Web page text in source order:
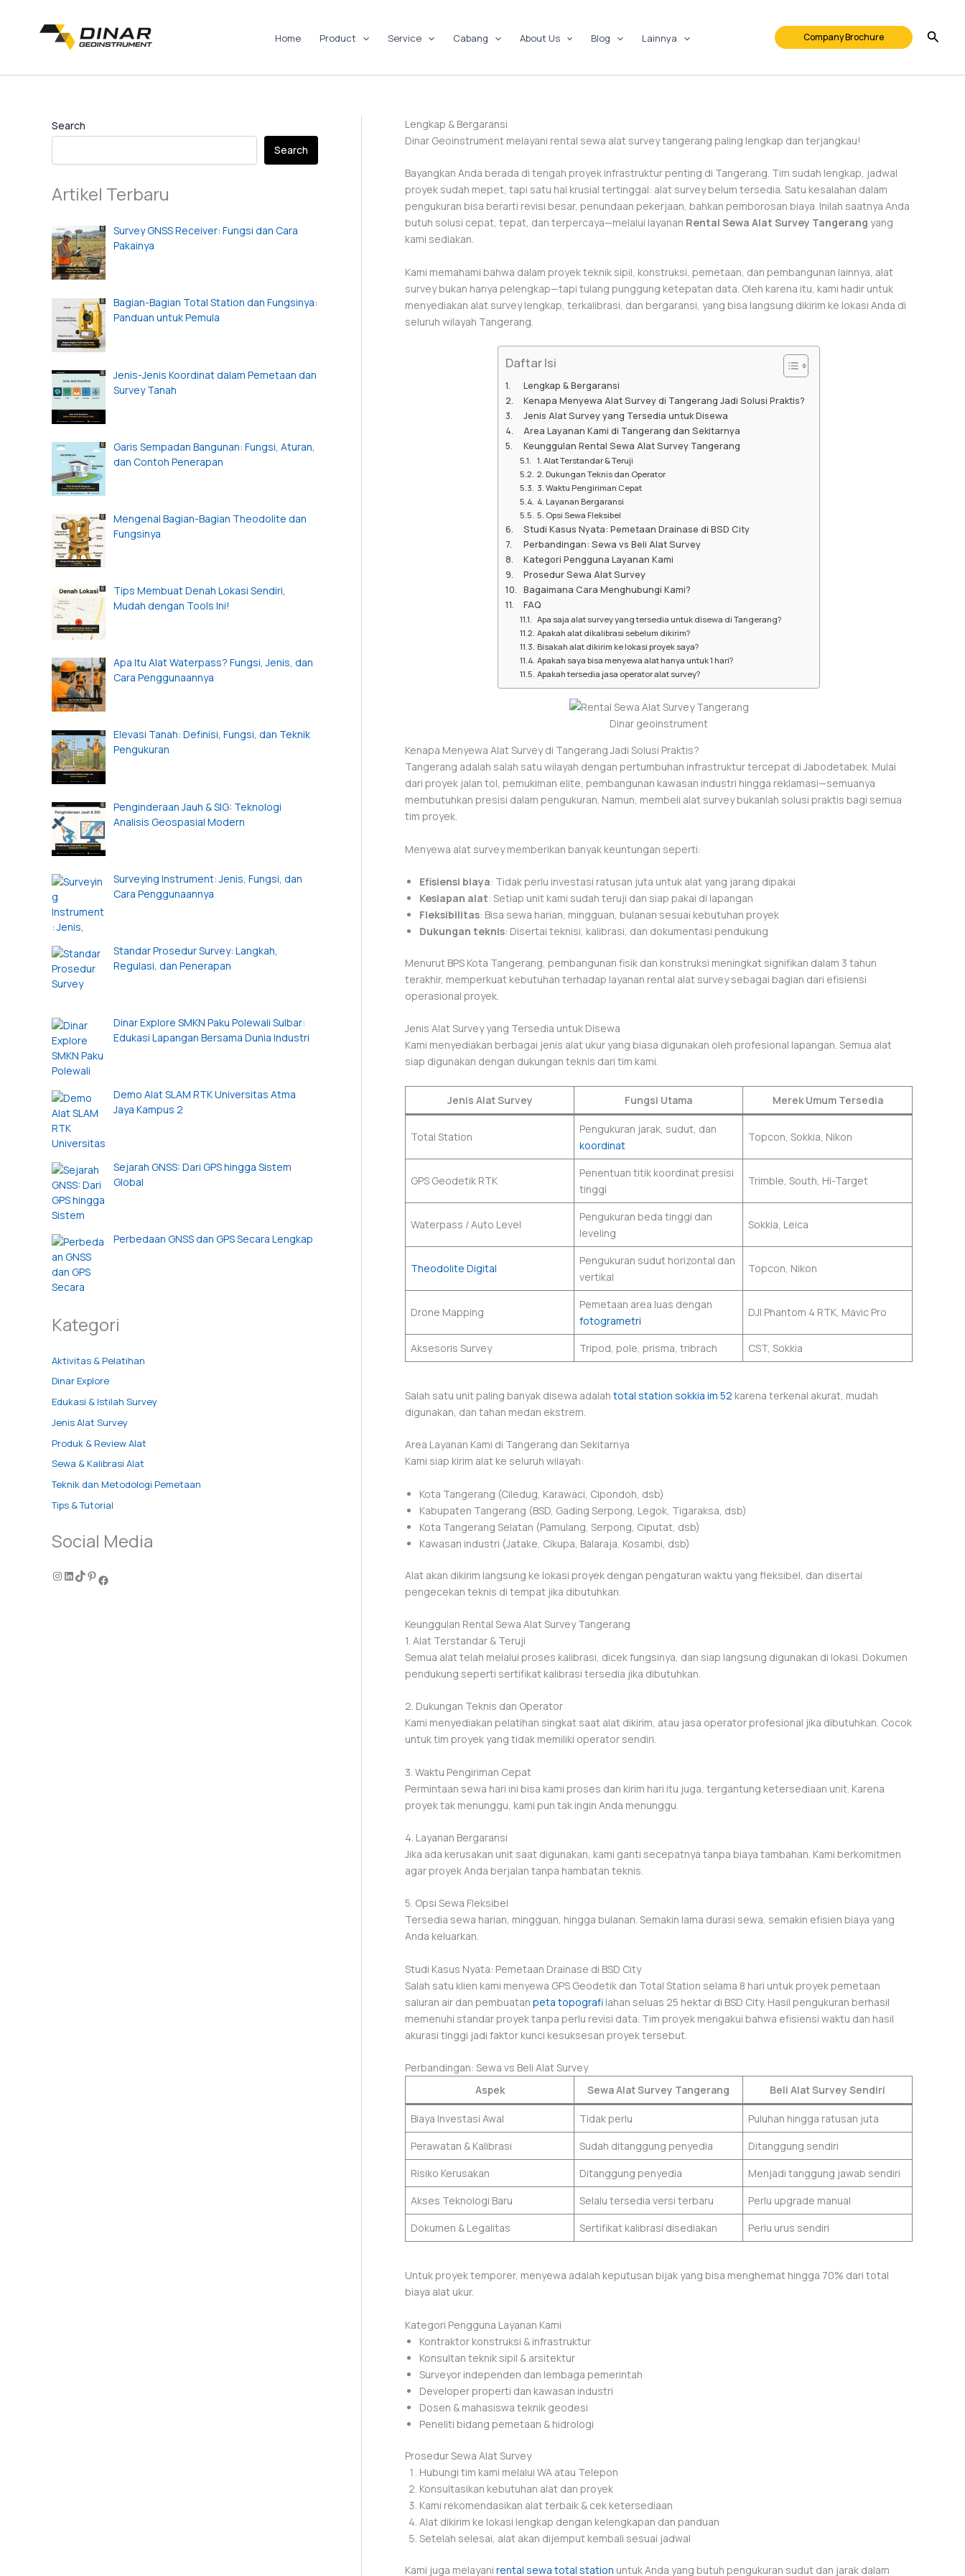
Home Product Service Cabang About Us Blog Lainnya Company Brochure
Search
Search
Artikel Terbaru
Survey GNSS Receiver: Fungsi dan Cara
Pakainya
Bagian-Bagian Total Station dan Fungsinya:
Panduan untuk Pemula
Jenis-Jenis Koordinat dalam Pemetaan dan
Survey Tanah
Garis Sempadan Bangunan: Fungsi, Aturan,
dan Contoh Penerapan
Mengenal Bagian-Bagian Theodolite dan
Fungsinya
Tips Membuat Denah Lokasi Sendiri,
Mudah dengan Tools Ini!
Apa Itu Alat Waterpass? Fungsi, Jenis, dan
Cara Penggunaannya
Elevasi Tanah: Definisi, Fungsi, dan Teknik
Pengukuran
Penginderaan Jauh & SIG: Teknologi
Analisis Geospasial Modern
Surveying Instrument: Jenis, Fungsi, dan
Cara Penggunaannya
Standar Prosedur Survey: Langkah,
Regulasi, dan Penerapan
Dinar Explore SMKN Paku Polewali Sulbar:
Edukasi Lapangan Bersama Dunia Industri
Demo Alat SLAM RTK Universitas Atma
Jaya Kampus 2
Sejarah GNSS: Dari GPS hingga Sistem
Global
Perbedaan GNSS dan GPS Secara Lengkap
Kategori
Aktivitas & Pelatihan
Dinar Explore
Edukasi & Istilah Survey
Jenis Alat Survey
Produk & Review Alat
Sewa & Kalibrasi Alat
Teknik dan Metodologi Pemetaan
Tips & Tutorial
Social Media
Lengkap & Bergaransi
Dinar Geoinstrument melayani rental sewa alat survey tangerang paling lengkap dan terjangkau!
Bayangkan Anda berada di tengah proyek infrastruktur penting di Tangerang. Tim sudah lengkap, jadwal
proyek sudah mepet, tapi satu hal krusial tertinggal: alat survey belum tersedia. Satu kesalahan dalam
pengukuran bisa berarti revisi besar, penundaan pekerjaan, bahkan pemborosan biaya. Inilah saatnya Anda
butuh solusi cepat, tepat, dan terpercaya—melalui layanan Rental Sewa Alat Survey Tangerang yang
kami sediakan.
Kami memahami bahwa dalam proyek teknik sipil, konstruksi, pemetaan, dan pembangunan lainnya, alat
survey bukan hanya pelengkap—tapi tulang punggung ketepatan data. Oleh karena itu, kami hadir untuk
menyediakan alat survey lengkap, terkalibrasi, dan bergaransi, yang bisa langsung dikirim ke lokasi Anda di
seluruh wilayah Tangerang.
Daftar Isi
Lengkap & Bergaransi
Kenapa Menyewa Alat Survey di Tangerang Jadi Solusi Praktis?
Jenis Alat Survey yang Tersedia untuk Disewa
Area Layanan Kami di Tangerang dan Sekitarnya
Keunggulan Rental Sewa Alat Survey Tangerang
1. Alat Terstandar & Teruji
2. Dukungan Teknis dan Operator
3. Waktu Pengiriman Cepat
4. Layanan Bergaransi
5. Opsi Sewa Fleksibel
Studi Kasus Nyata: Pemetaan Drainase di BSD City
Perbandingan: Sewa vs Beli Alat Survey
Kategori Pengguna Layanan Kami
Prosedur Sewa Alat Survey
Bagaimana Cara Menghubungi Kami?
FAQ
Apa saja alat survey yang tersedia untuk disewa di Tangerang?
Apakah alat dikalibrasi sebelum dikirim?
Bisakah alat dikirim ke lokasi proyek saya?
Apakah saya bisa menyewa alat hanya untuk 1 hari?
Apakah tersedia jasa operator alat survey?
Dinar geoinstrument
Kenapa Menyewa Alat Survey di Tangerang Jadi Solusi Praktis?
Tangerang adalah salah satu wilayah dengan pertumbuhan infrastruktur tercepat di Jabodetabek. Mulai
dari proyek jalan tol, pemukiman elite, pembangunan kawasan industri hingga reklamasi—semuanya
membutuhkan presisi dalam pengukuran. Namun, membeli alat survey bukanlah solusi praktis bagi semua
tim proyek.
Menyewa alat survey memberikan banyak keuntungan seperti:
Efisiensi biaya: Tidak perlu investasi ratusan juta untuk alat yang jarang dipakai
Kesiapan alat: Setiap unit kami sudah teruji dan siap pakai di lapangan
Fleksibilitas: Bisa sewa harian, mingguan, bulanan sesuai kebutuhan proyek
Dukungan teknis: Disertai teknisi, kalibrasi, dan dokumentasi pendukung
Menurut BPS Kota Tangerang, pembangunan fisik dan konstruksi meningkat signifikan dalam 3 tahun
terakhir, memperkuat kebutuhan terhadap layanan rental alat survey sebagai bagian dari efisiensi
operasional proyek.
Jenis Alat Survey yang Tersedia untuk Disewa
Kami menyediakan berbagai jenis alat ukur yang biasa digunakan oleh profesional lapangan. Semua alat
siap digunakan dengan dukungan teknis dari tim kami.
Jenis Alat Survey Fungsi Utama Merek Umum Tersedia
Total Station
Pengukuran jarak, sudut, dan
koordinat
Topcon, Sokkia, Nikon
GPS Geodetik RTK
Penentuan titik koordinat presisi
tinggi
Trimble, South, Hi-Target
Waterpass / Auto Level
Pengukuran beda tinggi dan
leveling
Sokkia, Leica
Theodolite Digital
Pengukuran sudut horizontal dan
vertikal
Topcon, Nikon
Drone Mapping
Pemetaan area luas dengan
fotogrametri
DJI Phantom 4 RTK, Mavic Pro
Aksesoris Survey Tripod, pole, prisma, tribrach CST, Sokkia
Salah satu unit paling banyak disewa adalah total station sokkia im 52 karena terkenal akurat, mudah
digunakan, dan tahan medan ekstrem.
Area Layanan Kami di Tangerang dan Sekitarnya
Kami siap kirim alat ke seluruh wilayah:
Kota Tangerang (Ciledug, Karawaci, Cipondoh, dsb)
Kabupaten Tangerang (BSD, Gading Serpong, Legok, Tigaraksa, dsb)
Kota Tangerang Selatan (Pamulang, Serpong, Ciputat, dsb)
Kawasan industri (Jatake, Cikupa, Balaraja, Kosambi, dsb)
Alat akan dikirim langsung ke lokasi proyek dengan pengaturan waktu yang fleksibel, dan disertai
pengecekan teknis di tempat jika dibutuhkan.
Keunggulan Rental Sewa Alat Survey Tangerang
1. Alat Terstandar & Teruji
Semua alat telah melalui proses kalibrasi, dicek fungsinya, dan siap langsung digunakan di lokasi. Dokumen
pendukung seperti sertifikat kalibrasi tersedia jika dibutuhkan.
2. Dukungan Teknis dan Operator
Kami menyediakan pelatihan singkat saat alat dikirim, atau jasa operator profesional jika dibutuhkan. Cocok
untuk tim proyek yang tidak memiliki operator sendiri.
3. Waktu Pengiriman Cepat
Permintaan sewa hari ini bisa kami proses dan kirim hari itu juga, tergantung ketersediaan unit. Karena
proyek tak menunggu, kami pun tak ingin Anda menunggu.
4. Layanan Bergaransi
Jika ada kerusakan unit saat digunakan, kami ganti secepatnya tanpa biaya tambahan. Kami berkomitmen
agar proyek Anda berjalan tanpa hambatan teknis.
5. Opsi Sewa Fleksibel
Tersedia sewa harian, mingguan, hingga bulanan. Semakin lama durasi sewa, semakin efisien biaya yang
Anda keluarkan.
Studi Kasus Nyata: Pemetaan Drainase di BSD City
Salah satu klien kami menyewa GPS Geodetik dan Total Station selama 8 hari untuk proyek pemetaan
saluran air dan pembuatan peta topografi lahan seluas 25 hektar di BSD City. Hasil pengukuran berhasil
memenuhi standar proyek tanpa perlu revisi data. Tim proyek mengakui bahwa efisiensi waktu dan hasil
akurasi tinggi jadi faktor kunci kesuksesan proyek tersebut.
Perbandingan: Sewa vs Beli Alat Survey
Aspek
Sewa Alat Survey Tangerang Beli Alat Survey Sendiri
Biaya Investasi Awal Tidak perlu
Puluhan hingga ratusan juta
Perawatan & Kalibrasi
Sudah ditanggung penyedia
Ditanggung sendiri
Risiko Kerusakan
Ditanggung penyedia
Menjadi tanggung jawab sendiri
Akses Teknologi Baru
Selalu tersedia versi terbaru
Perlu upgrade manual
Dokumen & Legalitas
Sertifikat kalibrasi disediakan Perlu urus sendiri
Untuk proyek temporer, menyewa adalah keputusan bijak yang bisa menghemat hingga 70% dari total
biaya alat ukur.
Kategori Pengguna Layanan Kami
Kontraktor konstruksi & infrastruktur
Konsultan teknik sipil & arsitektur
Surveyor independen dan lembaga pemerintah
Developer properti dan kawasan industri
Dosen & mahasiswa teknik geodesi
Peneliti bidang pemetaan & hidrologi
Prosedur Sewa Alat Survey
Hubungi tim kami melalui WA atau Telepon
Konsultasikan kebutuhan alat dan proyek
Kami rekomendasikan alat terbaik & cek ketersediaan
Alat dikirim ke lokasi lengkap dengan kelengkapan dan panduan
Setelah selesai, alat akan dijemput kembali sesuai jadwal
Kami juga melayani rental sewa total station untuk Anda yang butuh pengukuran sudut dan jarak dalam